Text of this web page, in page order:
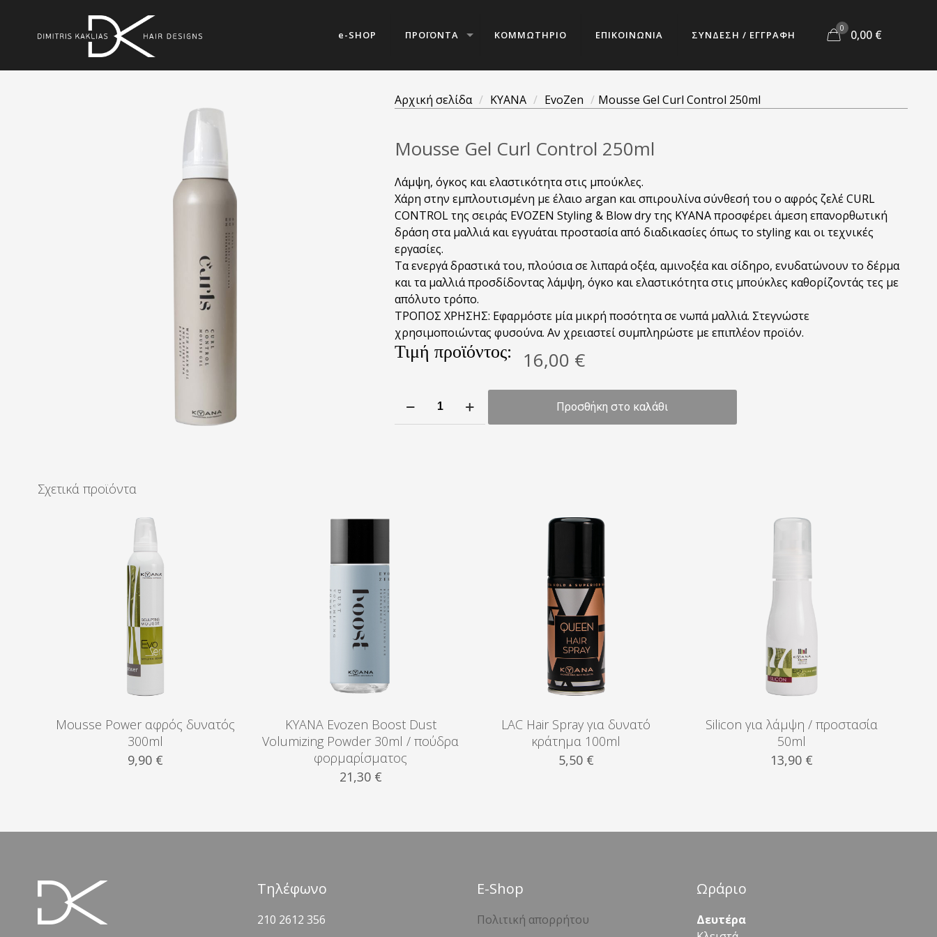
e-SHOP ΠΡΟΪΟΝΤΑ ΚΟΜΜΩΤΗΡΙΟ ΕΠΙΚΟΙΝΩΝΙΑ ΣΥΝΔΕΣΗ / ΕΓΓΡΑΦΗ
0 0,00 €
Αρχική σελίδα / KYANA / EvoZen / Mousse Gel Curl Control 250ml
Mousse Gel Curl Control 250ml
Λάμψη, όγκος και ελαστικότητα στις μπούκλες.
Χάρη στην εμπλουτισμένη με έλαιο argan και σπιρουλίνα σύνθεσή του ο αφρός ζελέ CURL
CONTROL της σειράς EVOZEN Styling & Blow dry της ΚΥΑΝΑ προσφέρει άμεση επανορθωτική
δράση στα μαλλιά και εγγυάται προστασία από διαδικασίες όπως το styling και οι τεχνικές
εργασίες.
Τα ενεργά δραστικά του, πλούσια σε λιπαρά οξέα, αμινοξέα και σίδηρο, ενυδατώνουν το δέρμα
και τα μαλλιά προσδίδοντας λάμψη, όγκο και ελαστικότητα στις μπούκλες καθορίζοντάς τες με
απόλυτο τρόπο.
ΤΡΟΠΟΣ ΧΡΗΣΗΣ: Εφαρμόστε μία μικρή ποσότητα σε νωπά μαλλιά. Στεγνώστε
χρησιμοποιώντας φυσούνα. Αν χρειαστεί συμπληρώστε με επιπλέον προϊόν.
Τιμή προϊόντος: 16,00 €
Προσθήκη στο καλάθι
Σχετικά προϊόντα
Mousse Power αφρός δυνατός
300ml
9,90 €
KYANA Evozen Boost Dust
Volumizing Powder 30ml / πούδρα
φορμαρίσματος
21,30 €
LAC Hair Spray για δυνατό
κράτημα 100ml
5,50 €
Silicon για λάμψη / προστασία
50ml
13,90 €
Τηλέφωνο
210 2612 356
Ε-Shop
Πολιτική απορρήτου
Ωράριο
Δευτέρα